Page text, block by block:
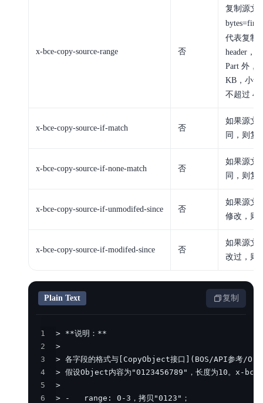
x-bce-copy-source-range 否
复制源文
bytes=
代表复制
header，
Part 外，
KB，小于
不超过
x-bce-copy-source-if-match 否
如果源文
同，则复
x-bce-copy-source-if-none-match 否
如果源文
同，则复
x-bce-copy-source-if-unmodifed-since 否
如果源文
修改，则
x-bce-copy-source-if-modifed-since 否
如果源文
改过，则
Plain Text 复制
1
2
3
4
5
6